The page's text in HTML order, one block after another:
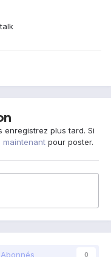
enregistrez plus tard. Si
pour poster.
Abonnés 0